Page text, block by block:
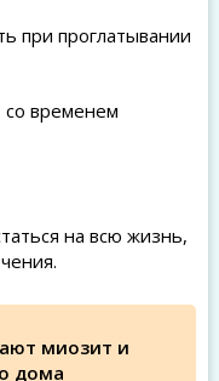
при проглатывании
временем
на всю жизнь,
миозит и
дома